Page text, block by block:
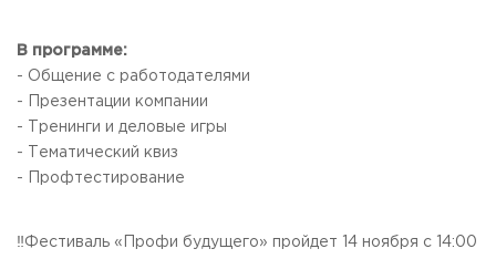
Конкурс ППС
obrashenia@rguts.ru
priem@rguts.ru - Приемная комиссия
пт: с 09:00 до 16:45;
Приемная комиссия
В программе:
- Общение с работодателями
- Презентации компании
- Тренинги и деловые игры
- Тематический квиз
- Профтестирование
‼️Фестиваль «Профи будущего» пройдет 14 ноября с 14:00